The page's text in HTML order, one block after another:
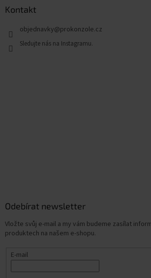
Kontakt
objednavky@prokonzole.cz
Odebírat newsletter
Vložte svůj e-mail a my vám budeme zasílat
produktech na našem e-shopu.
E-mail